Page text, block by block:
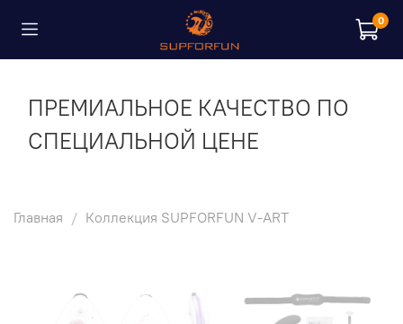
0
ПРЕМИАЛЬНОЕ КАЧЕСТВО ПО
СПЕЦИАЛЬНОЙ ЦЕНЕ
Главная Коллекция SUPFORFUN V-ART